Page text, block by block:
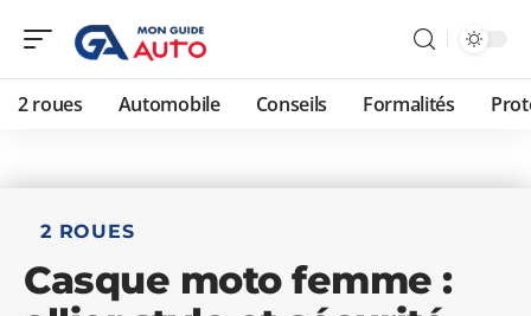
2 roues Automobile Conseils Formalités
2 ROUES
Casque moto femme :